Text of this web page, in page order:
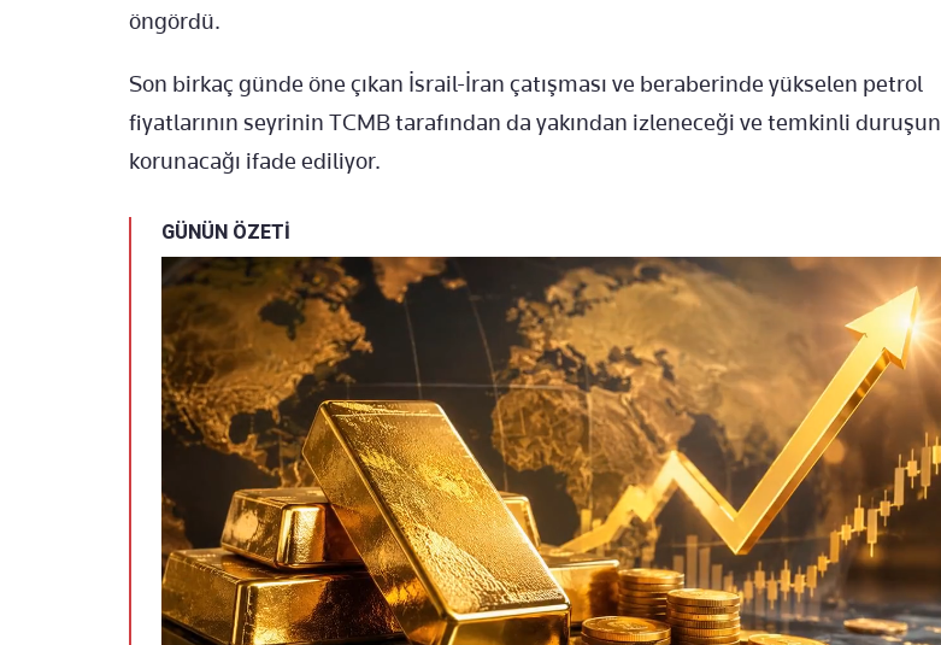
öngördü.
Son birkaç günde öne çıkan İsrail-İran çatışması ve beraberinde yükselen petrol
fiyatlarının seyrinin TCMB tarafından da yakından izleneceği ve temkinli duruşun
korunacağı ifade ediliyor.
GÜNÜN ÖZETİ